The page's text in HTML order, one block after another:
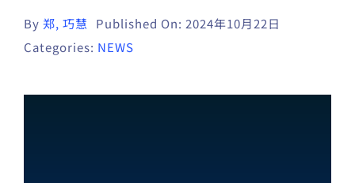
By 郑, 巧慧
Published On: 2024年10月22日
Categories: NEWS